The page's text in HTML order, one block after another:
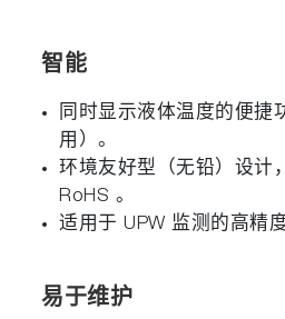
智能
同时显示液体温度的便捷
用）。
环境友好型（无铅）设计
RoHS 。
适用于 UPW 监测的高精
易于维护